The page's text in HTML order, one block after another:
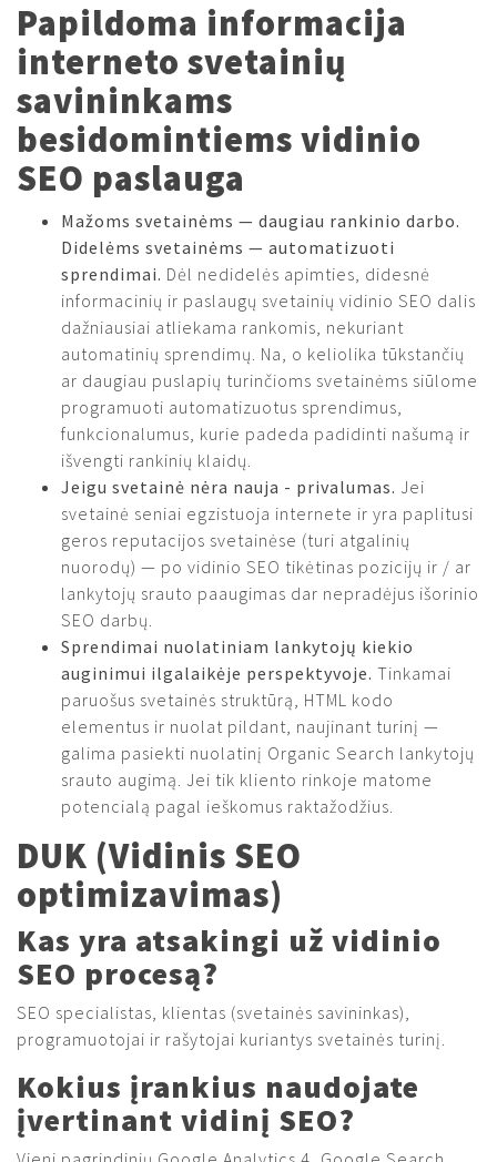
Papildoma informacija
interneto svetainių
savininkams
besidomintiems vidinio
SEO paslauga
Mažoms svetainėms — daugiau rankinio darbo.
Didelėms svetainėms — automatizuoti
sprendimai. Dėl nedidelės apimties, didesnė
informacinių ir paslaugų svetainių vidinio SEO dalis
dažniausiai atliekama rankomis, nekuriant
automatinių sprendimų. Na, o keliolika tūkstančių
ar daugiau puslapių turinčioms svetainėms siūlome
programuoti automatizuotus sprendimus,
funkcionalumus, kurie padeda padidinti našumą ir
išvengti rankinių klaidų.
Jeigu svetainė nėra nauja - privalumas. Jei
svetainė seniai egzistuoja internete ir yra paplitusi
geros reputacijos svetainėse (turi atgalinių
nuorodų) — po vidinio SEO tikėtinas pozicijų ir / ar
lankytojų srauto paaugimas dar nepradėjus išorinio
SEO darbų.
Sprendimai nuolatiniam lankytojų kiekio
auginimui ilgalaikėje perspektyvoje. Tinkamai
paruošus svetainės struktūrą, HTML kodo
elementus ir nuolat pildant, naujinant turinį —
galima pasiekti nuolatinį Organic Search lankytojų
srauto augimą. Jei tik kliento rinkoje matome
potencialą pagal ieškomus raktažodžius.
DUK (Vidinis SEO
optimizavimas)
Kas yra atsakingi už vidinio
SEO procesą?
SEO specialistas, klientas (svetainės savininkas),
programuotojai ir rašytojai kuriantys svetainės turinį.
Kokius įrankius naudojate
įvertinant vidinį SEO?